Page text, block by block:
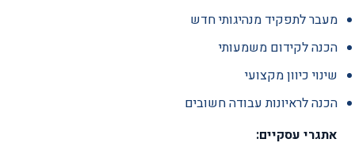
מעבר לתפקיד מנהיגותי חדש
הכנה לקידום משמעותי
שינוי כיוון מקצועי
הכנה לראיונות עבודה חשובים
אתגרי עסקיים: